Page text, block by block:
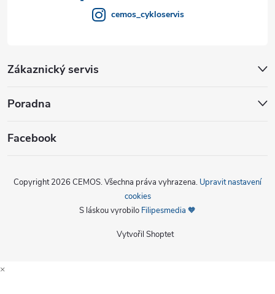
cemos_cykloservis
Zákaznický servis
Poradna
Facebook
Vytvořil Shoptet
Copyright 2026 CEMOS. Všechna práva vyhrazena. Upravit nastavení
cookies
S láskou vyrobilo Filipesmedia 🧡
×